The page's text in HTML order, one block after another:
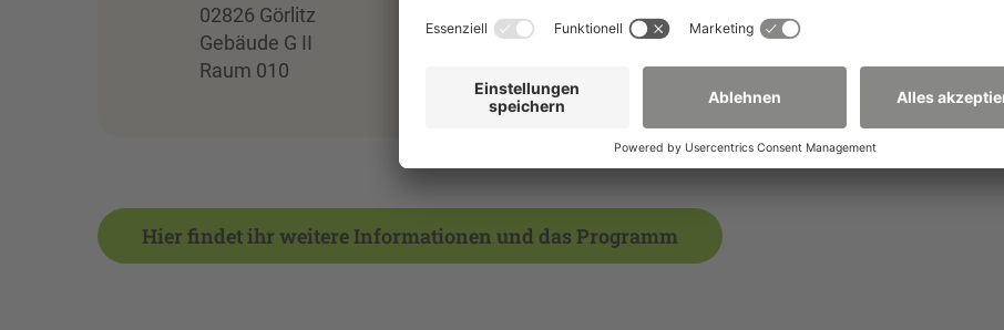
02826 Görlitz
Gebäude G II
Raum 010
Hier findet ihr weitere Informationen und das Programm